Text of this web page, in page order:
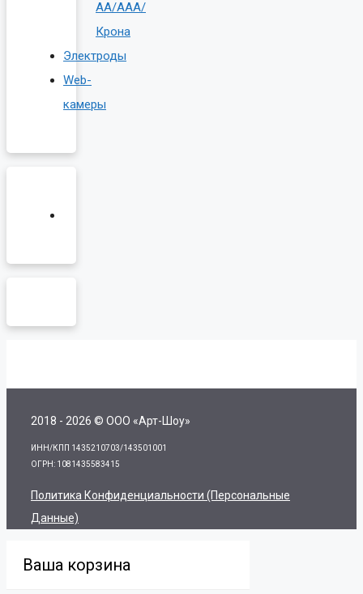
AA/AAA/
Крона
Электроды
Web-
камеры
2018 - 2026 © ООО «Арт-Шоу»
ИНН/КПП 1435210703/143501001
ОГРН: 1081435583415
Политика Конфиденциальности (персональные
Данные)
Ваша корзина